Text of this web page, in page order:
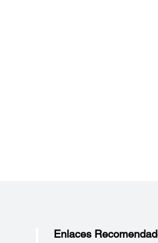
Enlaces